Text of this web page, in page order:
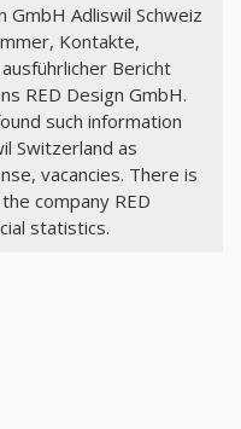
GmbH Adliswil Schweiz
Kontakte,
Bericht
RED Design GmbH.
such information
Switzerland as
vacancies. There is
company RED
statistics.